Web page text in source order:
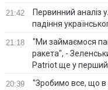
21:42
Первинний аналіз
падіння
21:18
"Ми займаємося
ракета", -
Patriot ще у перший
20:39
"Зробимо все, що в